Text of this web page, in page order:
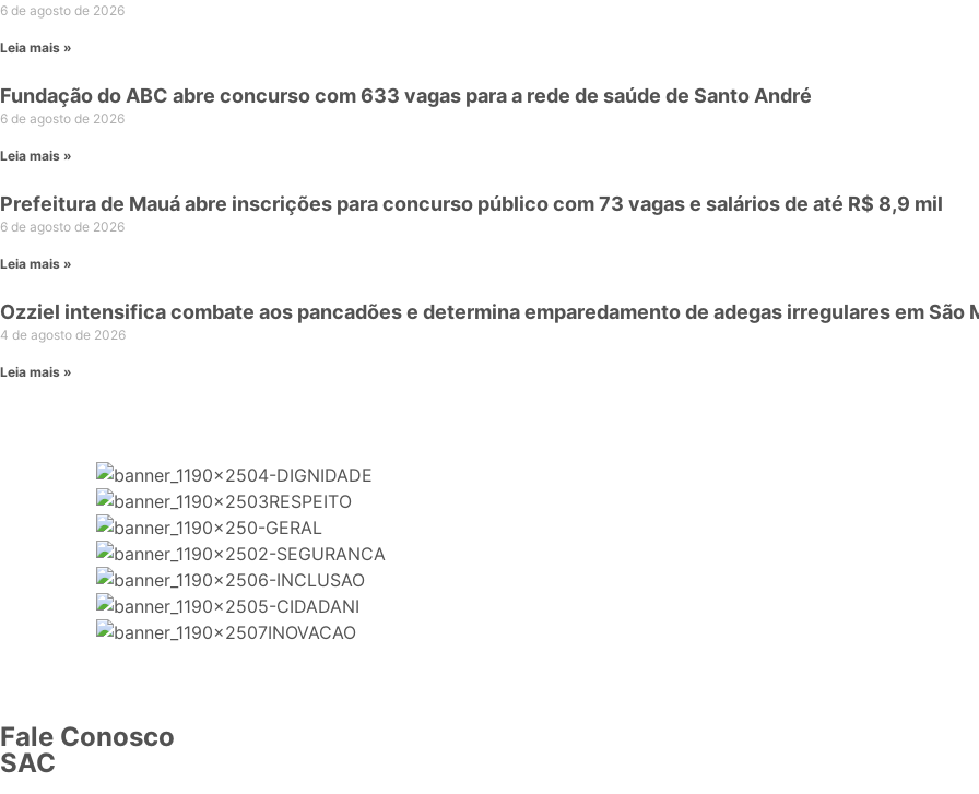
6 de agosto de 2026
Leia mais »
Fundação do ABC abre concurso com 633 vagas para a rede de saúde de Santo André
6 de agosto de 2026
Leia mais »
Prefeitura de Mauá abre inscrições para concurso público com 73 vagas e salários de até R$ 8,9 mil
6 de agosto de 2026
Leia mais »
Ozziel intensifica combate aos pancadões e determina emparedamento de adegas irregulares em São
4 de agosto de 2026
Leia mais »
Fale Conosco
SAC